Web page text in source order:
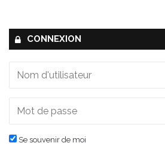
CONNEXION
Se souvenir de moi